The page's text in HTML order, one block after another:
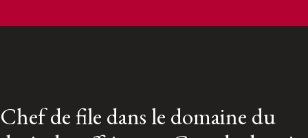
Chef de file dans le domaine du